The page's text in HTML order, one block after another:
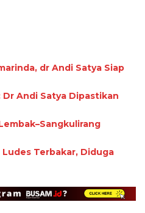
dr Andi Satya Siap
Dr Andi Satya Dipastikan
Terbakar, Diduga